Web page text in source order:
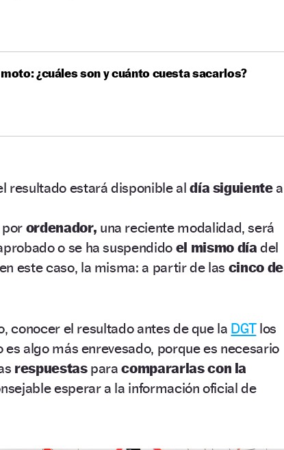
¿cuáles son y cuánto cuesta sacarlos?
resultado estará disponible aldía siguientea
por ordenador, una reciente modalidad, será
o se ha suspendidoel mismo díadel
este caso, la misma: a partir de las cinco de
conocer el resultado antes de que la DGTlos
algo más enrevesado, porque es necesario
respuestas paracompararlas con la
esperar a la información oficial de